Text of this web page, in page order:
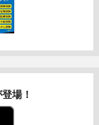
場！